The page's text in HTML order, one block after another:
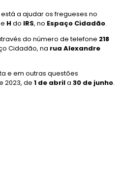
a ajudar os fregueses no
e H do IRS, no Espaço Cidadão.
do número de telefone 218
Cidadão, na rua Alexandre
e em outras questões
2023, de 1 de abrila 30 de junho.